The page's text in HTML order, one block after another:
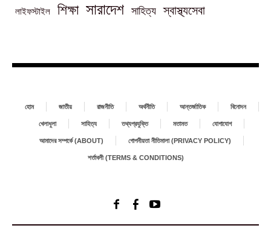
লাইফস্টাইল শিক্ষা সারাদেশ সাহিত্য স্বাস্থ্যসেবা
হোম জাতীয় রাজনীতি অর্থনীতি আন্তর্জাতিক বিনোদন
খেলাধুলা সাহিত্য তথ্যপ্রযুক্তি মতামত যোগাযোগ
আমাদের সম্পর্কে (ABOUT) গোপনীয়তা নীতিমালা (PRIVACY POLICY)
শর্তাবলী (TERMS & CONDITIONS)